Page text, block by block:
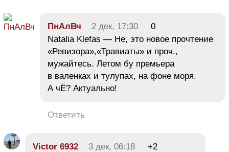
ПнАлВч 2 дек, 17:30
0
Natalia Klefas — Не, это новое прочтение
«Ревизора»,«Травиаты» и проч.,
мужайтесь. Летом бу премьера
в валенках и тулупах, на фоне моря.
А чЁ? Актуально!
Ответить
Victor 6932 3 дек, 06:18
+2